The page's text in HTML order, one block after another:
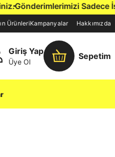
Gönderimlerimizi Sadece
ÜrünleriKampanyalar Hakkımızda
Giriş Yap
Üye Ol
Sepetim